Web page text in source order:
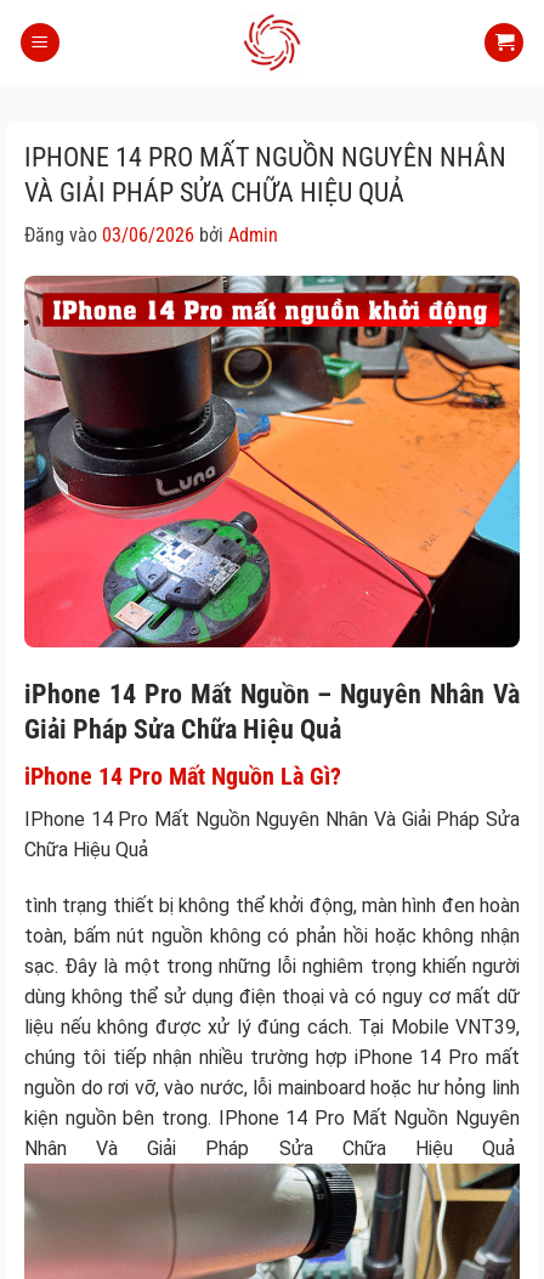
qua
IPHONE 14 PRO MẤT NGUỒN NGUYÊN NHÂN
VÀ GIẢI PHÁP SỬA CHỮA HIỆU QUẢ
Đăng vào 03/06/2026 bởi Admin
iPhone 14 Pro Mất Nguồn – Nguyên Nhân Và
Giải Pháp Sửa Chữa Hiệu Quả
iPhone 14 Pro Mất Nguồn Là Gì?
IPhone 14 Pro Mất Nguồn Nguyên Nhân Và Giải Pháp Sửa
Chữa Hiệu Quả
tình trạng thiết bị không thể khởi động, màn hình đen hoàn
toàn, bấm nút nguồn không có phản hồi hoặc không nhận
sạc. Đây là một trong những lỗi nghiêm trọng khiến người
dùng không thể sử dụng điện thoại và có nguy cơ mất dữ
liệu nếu không được xử lý đúng cách. Tại Mobile VNT39,
chúng tôi tiếp nhận nhiều trường hợp iPhone 14 Pro mất
nguồn do rơi vỡ, vào nước, lỗi mainboard hoặc hư hỏng linh
kiện nguồn bên trong. IPhone 14 Pro Mất Nguồn Nguyên
Nhân Và Giải Pháp Sửa Chữa Hiệu Quả